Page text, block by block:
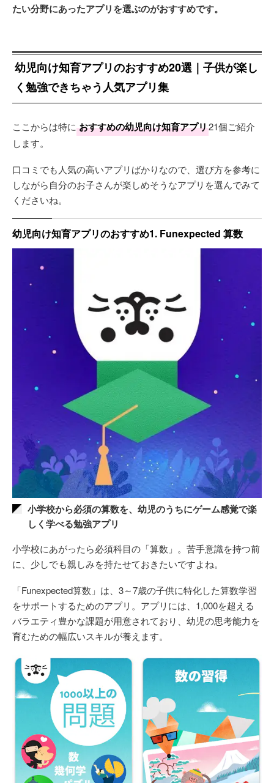
たい分野にあったアプリを選ぶのがおすすめです。
幼児向け知育アプリのおすすめ20選｜子供が楽し
く勉強できちゃう人気アプリ集
ここからは特に おすすめの幼児向け知育アプリ21個ご紹介
します。
口コミでも人気の高いアプリばかりなので、選び方を参考に
しながら自分のお子さんが楽しめそうなアプリを選んでみて
くださいね。
幼児向け知育アプリのおすすめ1. Funexpected 算数
小学校から必須の算数を、幼児のうちにゲーム感覚で楽
しく学べる勉強アプリ
小学校にあがったら必須科目の「算数」。苦手意識を持つ前
に、少しでも親しみを持たせておきたいですよね。
「Funexpected算数」は、3～7歳の子供に特化した算数学習
をサポートするためのアプリ。アプリには、1,000を超える
バラエティ豊かな課題が用意されており、幼児の思考能力を
育むための幅広いスキルが養えます。